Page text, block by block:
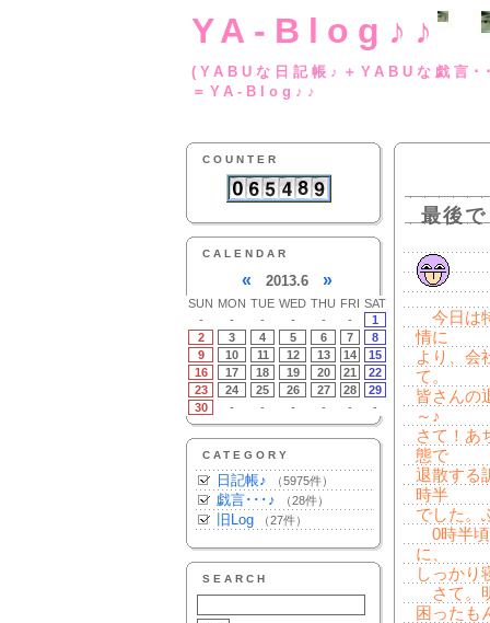
YA-Blog♪♪
(YABUな日記帳♪
＝YA-Blog♪♪
COUNTER
CALENDAR
« 2013.6 »
SUN MON TUE WED THU FRI SAT
-
- - - - -
1
2
3 4 5 6 7
8
9
10 11 12 13 14
15
16
17 18 19 20 21
22
23
24 25 26 27 28
29
30
- - - - - -
CATEGORY
日記帳♪ （5975件）
戯言･･･♪ （28件）
旧Log （27件）
SEARCH
最後
今日は
情に
より、会
て。
皆さんの
～♪
さて！あ
態で
退散する
時半
でした。
0時半頃
に、
しっかり
さて。
困ったも